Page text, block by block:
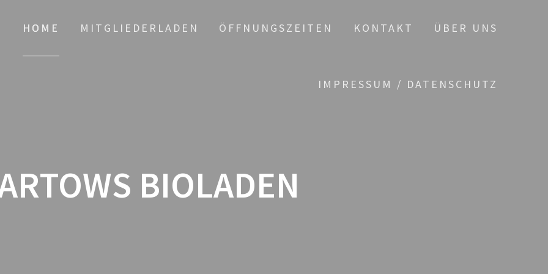
HOME MITGLIEDERLADEN ÖFFNUNGSZEITEN KONTAKT ÜBER UNS
IMPRESSUM / DATENSCHUTZ
BIOLADEN